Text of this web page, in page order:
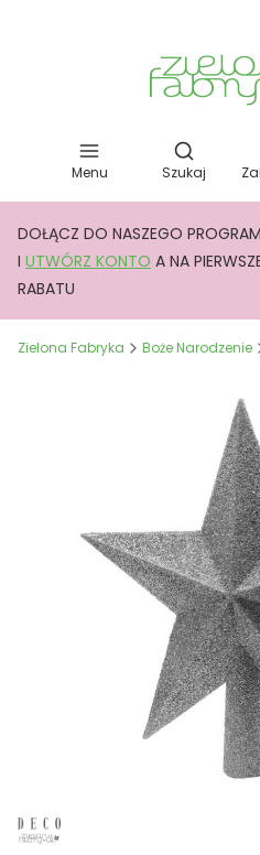
Menu
Otwórz
Szukaj
DOŁĄCZ DO NASZEGO
I UTWÓRZ KONTO A NA
RABATU
Zielona Fabryka Boże Narodzenie